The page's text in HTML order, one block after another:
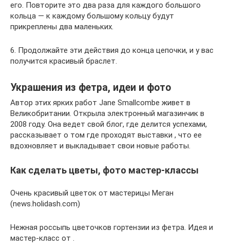
его. Повторите это два раза для каждого большого
кольца — к каждому большому кольцу будут
прикреплены два маленьких.
6. Продолжайте эти действия до конца цепочки, и у вас
получится красивый браслет.
Украшения из фетра, идеи и фото
Автор этих ярких работ Jane Smallcombe живет в
Великобритании. Открыла электронный магазинчик в
2008 году. Она ведет свой блог, где делится успехами,
рассказывает о том где проходят выставки , что ее
вдохновляет и выкладывает свои новые работы.
Как сделать цветы, фото мастер-классы
Очень красивый цветок от мастерицы Меган
(news.holidash.com)
Нежная россыпь цветочков гортензии из фетра. Идея и
мастер-класс от .